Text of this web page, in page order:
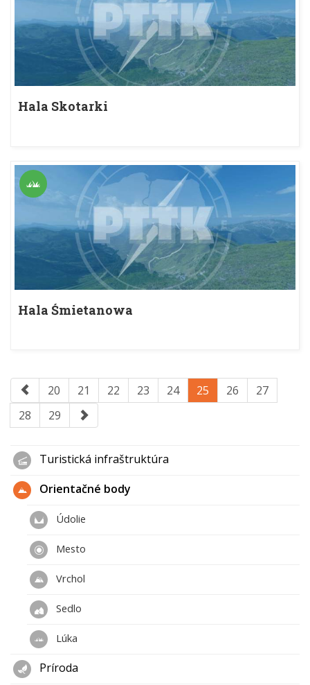
Hala Skotarki
Hala Śmietanowa
20 21 22 23 24 25 26
27
28
29
Turistická infraštruktúra
Orientačné body
Údolie
Mesto
Vrchol
Sedlo
Lúka
Príroda